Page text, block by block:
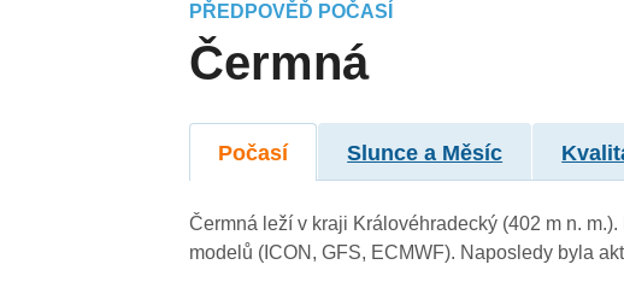
PŘEDPOVĚĎ POČASÍ
Čermná
Počasí Slunce a Měsíc
Čermná leží v kraji Královéhradecký (402 m n.
modelů (ICON, GFS, ECMWF). Naposledy byla